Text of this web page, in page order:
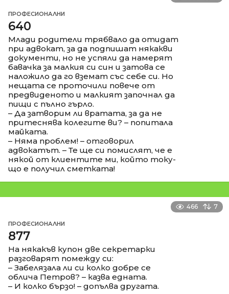
ПРОФЕСИОНАЛНИ
640
Млади родители трябвало да отидат
при адвокат, за да подпишат някакви
документи, но не успяли да намерят
бавачка за малкия си син и затова се
наложило да го вземат със себе си. Но
нещата се проточили повече от
предвиденото и малкият започнал да
пищи с пълно гърло.
– Да затворим ли вратата, за да не
притеснява колегите ви? – попитала
майката.
– Няма проблем! – отговорил
адвокатът. – Те ще си помислят, че е
някой от клиентите ми, който току-
що е получил сметката!
466 7
ПРОФЕСИОНАЛНИ
877
На някакъв купон две секретарки
разговарят помежду си:
– Забелязала ли си колко добре се
облича Петров? – казва едната.
– И колко бързо! – допълва другата.